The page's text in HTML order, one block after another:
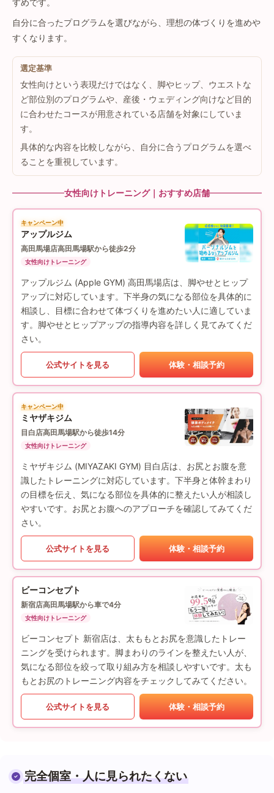
すめです。
自分に合ったプログラムを選びながら、理想の体づくりを進めや
すくなります。
選定基準
女性向けという表現だけではなく、脚やヒップ、ウエストな
ど部位別のプログラムや、産後・ウェディング向けなど目的
に合わせたコースが用意されている店舗を対象にしていま
す。
具体的な内容を比較しながら、自分に合うプログラムを選べ
ることを重視しています。
女性向けトレーニング｜おすすめ店舗
キャンペーン中
アップルジム
高田馬場店高田馬場駅から徒歩2分
女性向けトレーニング
アップルジム (Apple GYM) 高田馬場店は、脚やせとヒップ
アップに対応しています。下半身の気になる部位を具体的に
相談し、目標に合わせて体づくりを進めたい人に適していま
す。脚やせとヒップアップの指導内容を詳しく見てみてくだ
さい。
公式サイトを見る 体験・相談予約
キャンペーン中
ミヤザキジム
目白店高田馬場駅から徒歩14分
女性向けトレーニング
ミヤザキジム (MIYAZAKI GYM) 目白店は、お尻とお腹を意
識したトレーニングに対応しています。下半身と体幹まわり
の目標を伝え、気になる部位を具体的に整えたい人が相談し
やすいです。お尻とお腹へのアプローチを確認してみてくだ
さい。
公式サイトを見る 体験・相談予約
ビーコンセプト
新宿店高田馬場駅から車で4分
女性向けトレーニング
ビーコンセプト 新宿店は、太ももとお尻を意識したトレー
ニングを受けられます。脚まわりのラインを整えたい人が、
気になる部位を絞って取り組み方を相談しやすいです。太も
もとお尻のトレーニング内容をチェックしてみてください。
公式サイトを見る 体験・相談予約
完全個室・人に見られたくない